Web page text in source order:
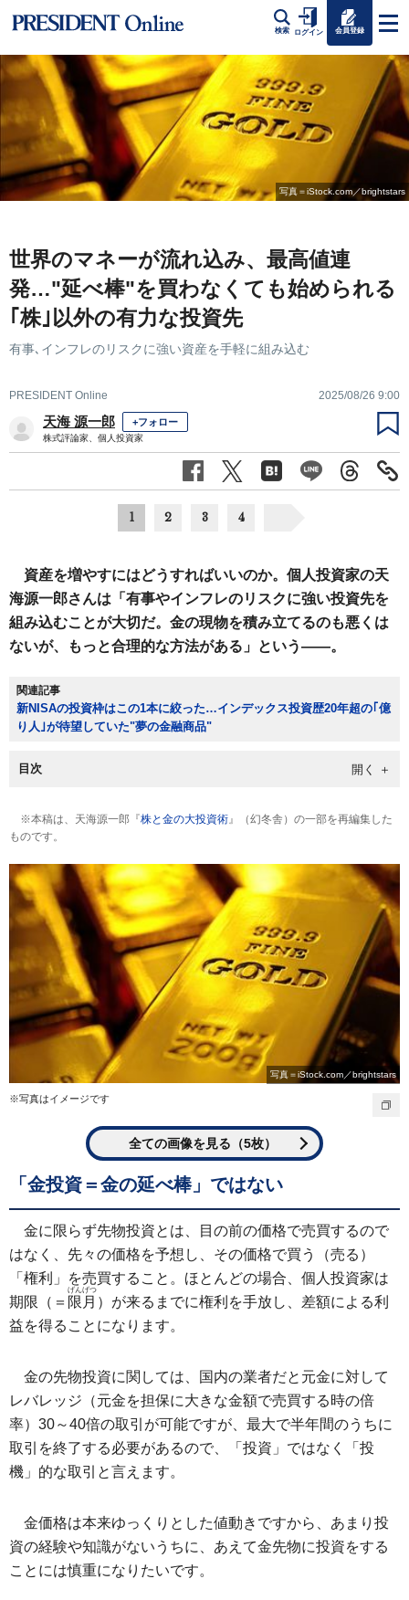
検索 ログイン 会員登録
写真＝iStock.com／brightstars
世界のマネーが流れ込み、最高値連
発…"延べ棒"を買わなくても始められる
｢株｣以外の有力な投資先
有事､インフレのリスクに強い資産を手軽に組み込む
PRESIDENT Online 2025/08/26 9:00
天海 源一郎 +フォロー
株式評論家、個人投資家
1 2 3 4
資産を増やすにはどうすればいいのか。個人投資家の天
海源一郎さんは「有事やインフレのリスクに強い投資先を
組み込むことが大切だ。金の現物を積み立てるのも悪くは
ないが、もっと合理的な方法がある」という――。
関連記事
新NISAの投資枠はこの1本に絞った…インデックス投資歴20年超の｢億
り人｣が待望していた"夢の金融商品"
目次
※本稿は、天海源一郎『株と金の大投資術 』（幻冬舎）の一部を再編集した
ものです。
写真＝iStock.com／brightstars
※写真はイメージです
全ての画像を見る（5枚）
「金投資＝金の延べ棒」ではない
金に限らず先物投資とは、目の前の価格で売買するので
はなく、先々の価格を予想し、その価格で買う（売る）
「権利」を売買すること。ほとんどの場合、個人投資家は
期限（＝ 限月
げんげつ
）が来るまでに権利を手放し、差額による利
益を得ることになります。
金の先物投資に関しては、国内の業者だと元金に対して
レバレッジ（元金を担保に大きな金額で売買する時の倍
率）30～40倍の取引が可能ですが、最大で半年間のうちに
取引を終了する必要があるので、「投資」ではなく「投
機」的な取引と言えます。
金価格は本来ゆっくりとした値動きですから、あまり投
資の経験や知識がないうちに、あえて金先物に投資をする
ことには慎重になりたいです。